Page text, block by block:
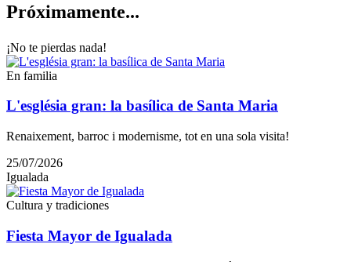
Próximamente...
¡No te pierdas nada!
En familia
L'església gran: la basílica de Santa Maria
Renaixement, barroc i modernisme, tot en una sola visita!
25/07/2026
Igualada
Cultura y tradiciones
Fiesta Mayor de Igualada